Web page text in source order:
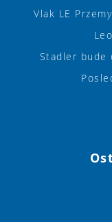
Vlak LE
Stadler bude